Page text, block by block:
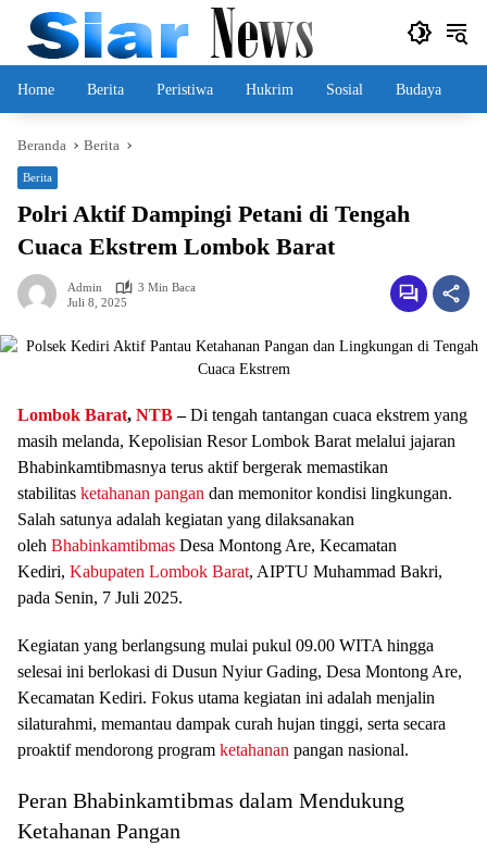
Langsung
konten
Home Berita Peristiwa Hukrim Sosial Budaya
Beranda Berita
Berita
Polri Aktif Dampingi Petani di Tengah
Cuaca Ekstrem Lombok Barat
Admin
3 Min Baca
Juli 8, 2025
Lombok Barat, NTB–Di tengah tantangan cuaca ekstrem yang
masih melanda, Kepolisian Resor Lombok Barat melalui jajaran
Bhabinkamtibmasnya terus aktif bergerak memastikan
stabilitas ketahanan pangan dan memonitor kondisi lingkungan.
Salah satunya adalah kegiatan yang dilaksanakan
oleh Bhabinkamtibmas Desa Montong Are, Kecamatan
Kediri, Kabupaten Lombok Barat, AIPTU Muhammad Bakri,
pada Senin, 7 Juli 2025.
Kegiatan yang berlangsung mulai pukul 09.00 WITA hingga
selesai ini berlokasi di Dusun Nyiur Gading, Desa Montong Are,
Kecamatan Kediri. Fokus utama kegiatan ini adalah menjalin
silaturahmi, memantau dampak curah hujan tinggi, serta secara
proaktif mendorong program ketahanan pangan nasional.
Peran Bhabinkamtibmas dalam Mendukung
Ketahanan Pangan